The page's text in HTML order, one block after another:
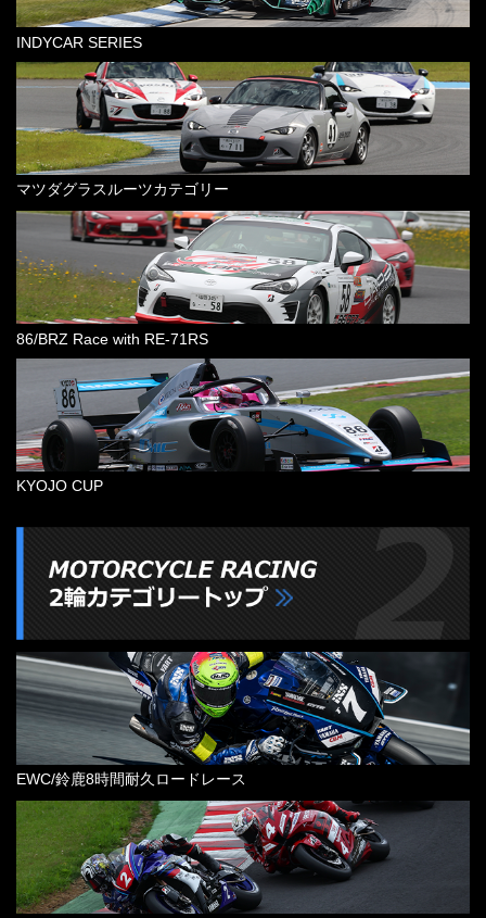
INDYCAR SERIES
マツダグラスルーツカテゴリー
86/BRZ Race with RE-71RS
KYOJO CUP
EWC/鈴鹿8時間耐久ロードレース